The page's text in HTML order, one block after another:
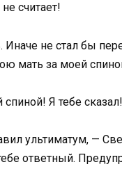
считает!
Иначе не стал бы
мать за моей
спиной! Я тебе сказал!
ультиматум, —
ответный.